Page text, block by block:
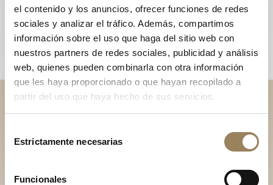
el contenido y los anuncios, ofrecer funciones de redes
sociales y analizar el tráfico. Además, compartimos
información sobre el uso que haga del sitio web con
nuestros partners de redes sociales, publicidad y análisis
web, quienes pueden combinarla con otra información
que les haya proporcionado o que hayan recopilado a
partir del uso que haya hecho de sus servicios.
Estrictamente necesarias
Funcionales
Descubra nuestras
colecciones en boutique